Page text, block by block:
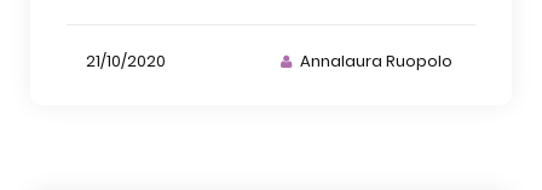
21/10/2020 Annalaura Ruopolo